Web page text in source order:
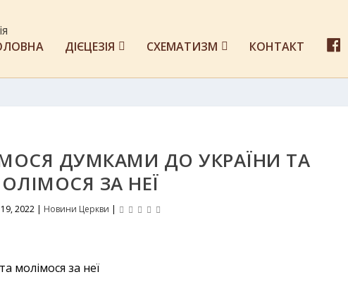
ДІЄЦЕЗІЯ СХЕМАТИЗМ КОНТАКТ
E
ДУМКАМИ ДО УКРАЇНИ ТА
ЗА НЕЇ
2022| Новини Церкви |